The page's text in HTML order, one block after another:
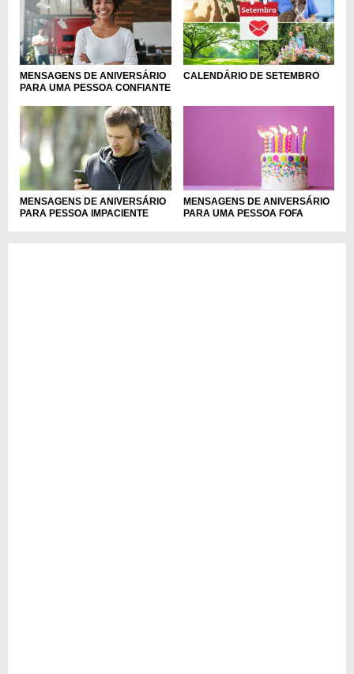
MENSAGENS DE ANIVERSÁRIO
PARA UMA PESSOA CONFIANTE
CALENDÁRIO DE SETEMBRO
MENSAGENS DE ANIVERSÁRIO
PARA PESSOA IMPACIENTE
MENSAGENS DE ANIVERSÁRIO
PARA UMA PESSOA FOFA